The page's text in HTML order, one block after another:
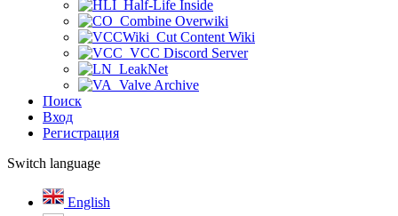
Half-Life Inside
Combine Overwiki
Cut Content Wiki
VCC Discord Server
LeakNet
Valve Archive
Поиск
Вход
Регистрация
Switch language
English